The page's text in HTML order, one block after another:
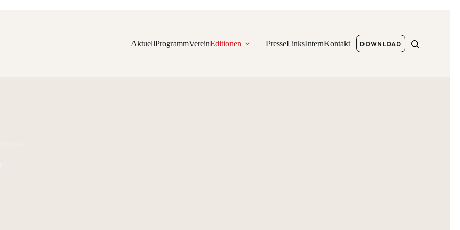
AktuellProgrammVereinEditionen PresseLinksInternKontakt DOWNLOAD